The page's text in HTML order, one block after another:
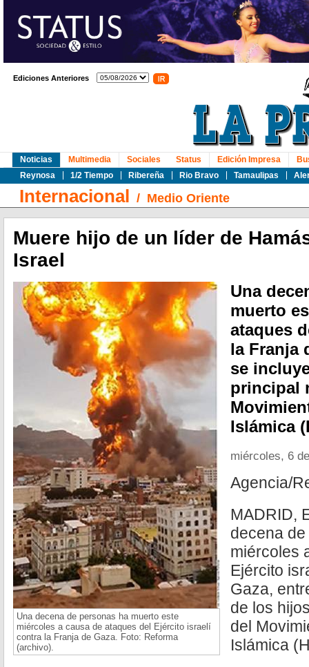
Ediciones Anteriores
Noticias
Reynosa
1/2 Tiempo Ribereña Rio Bravo Tamaulipas
Multimedia Sociales Status Edición Impresa
Internacional / Medio Oriente
Muere hijo de un líder de
Israel
Una decena de personas ha muerto este
miércoles a causa de ataques del Ejército israelí
contra la Franja de Gaza. Foto: Reforma
(archivo).
Una
muerto
ataques
la Franja
se
principal
Islámica
miércoles, 6
Agencia/
MADRID,
decena
miércoles
Ejército
Gaza,
de los
del
Islámica